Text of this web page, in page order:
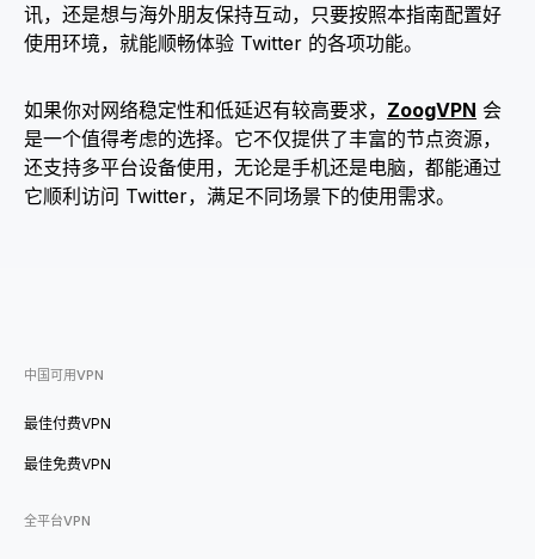
讯，还是想与海外朋友保持互动，只要按照本指南配置好
使用环境，就能顺畅体验 Twitter 的各项功能。​
如果你对网络稳定性和低延迟有较高要求， ZoogVPN 会
是一个值得考虑的选择。它不仅提供了丰富的节点资源，
还支持多平台设备使用，无论是手机还是电脑，都能通过
它顺利访问 Twitter，满足不同场景下的使用需求。
中国可用VPN
最佳付费VPN
最佳免费VPN
全平台VPN